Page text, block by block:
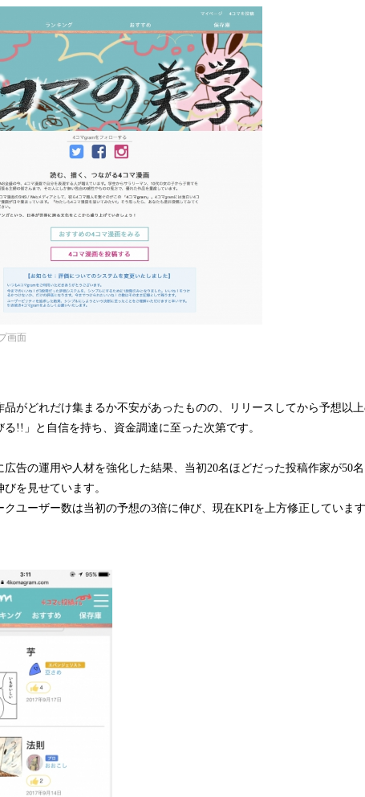
画面
品がどれだけ集まるか不安があったものの、リリースしてから予想以上
る!!」と自信を持ち、資金調達に至った次第です。
広告の運用や人材を強化した結果、当初20名ほどだった投稿作家が50
を見せています。
クユーザー数は当初の予想の3倍に伸び、現在KPIを上方修正しています